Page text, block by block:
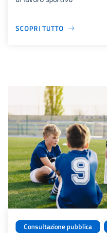
SCOPRI TUTTO
Consultazione pubblica